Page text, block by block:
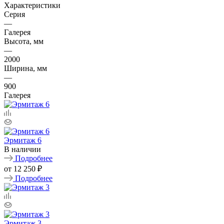
Характеристики
Серия
—
Галерея
Высота, мм
—
2000
Ширина, мм
—
900
Галерея
Эрмитаж 6
В наличии
Подробнее
от 12 250 ₽
Подробнее